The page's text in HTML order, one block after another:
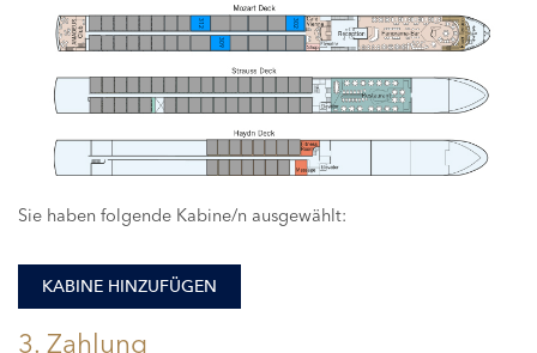
302
309
312
Sie haben folgende Kabine/n ausgewählt:
KABINE HINZUFÜGEN
3. Zahlung